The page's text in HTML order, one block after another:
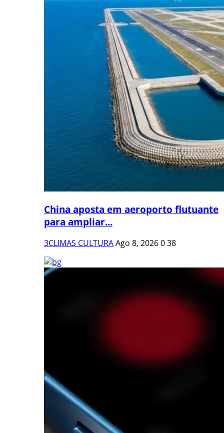
China aposta em aeroporto flutuante
para ampliar...
3CLIMAS CULTURAAgo 8, 2026038